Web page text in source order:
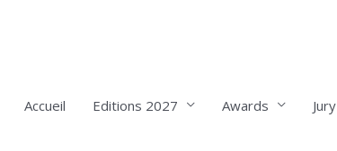
Accueil Editions 2027 Awards Jury